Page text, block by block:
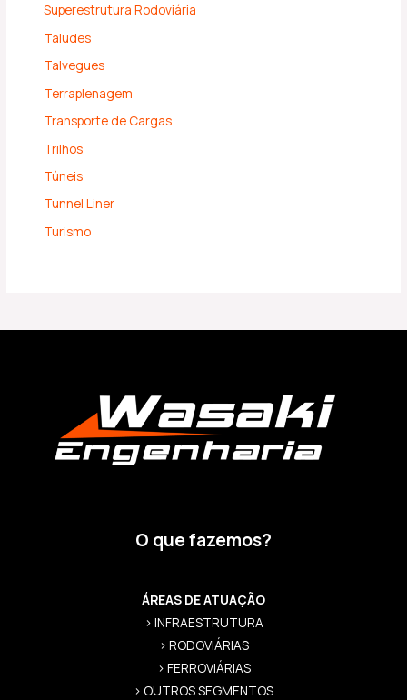
Superestrutura Rodoviária
Taludes
Talvegues
Terraplenagem
Transporte de Cargas
Trilhos
Túneis
Tunnel Liner
Turismo
O que fazemos?
ÁREAS DE ATUAÇÃO
> INFRAESTRUTURA
> RODOVIÁRIAS
> FERROVIÁRIAS
> OUTROS SEGMENTOS